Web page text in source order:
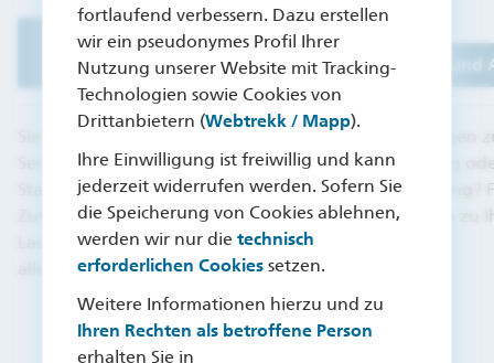
fortlaufend verbessern. Dazu erstellen
wir ein pseudonymes Profil Ihrer
Nutzung unserer Website mit Tracking-
Technologien sowie Cookies von
Drittanbietern (Webtrekk / Mapp).
Ihre Einwilligung ist freiwillig und kann
jederzeit widerrufen werden. Sofern Sie
die Speicherung von Cookies ablehnen,
werden wir nur dietechnisch
erforderlichen Cookies setzen.
Weitere Informationen hierzu und zu
Ihren Rechten als betroffene Person
erhalten Sie in
Zu Formularen und
Aufträgen
Sie möchten einen Antrag mit einem
Serviceformular stellen? Ob
Stammdaten, Zahlungsregelung,
Zuteilung oder SEPA-
Lastschriftmandat: Hier finden Sie
alle unsere Formulare.
Zu Fragen
Sie haben Fragen
Bausparvertrag
Baufinanzierung?
die Antworten zu